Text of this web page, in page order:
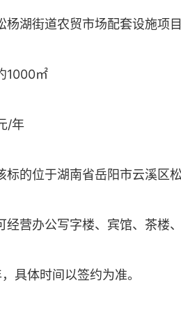
杨湖街道农贸市场配套设施项
1000㎡
/年
标的位于湖南省岳阳市云溪区
经营办公写字楼、宾馆、茶楼
具体时间以签约为准。